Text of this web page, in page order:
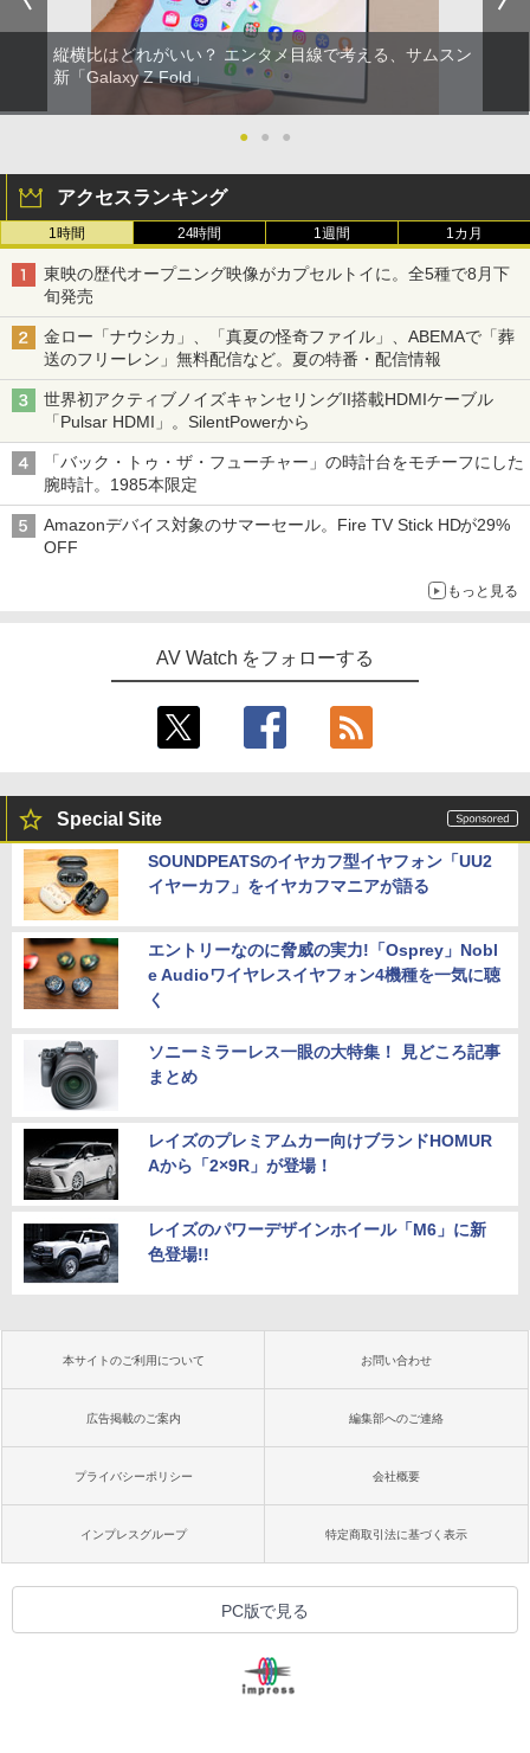
縦横比はどれがいい？ エンタメ目線で考える、サムスン
新「Galaxy Z Fold」
● ● ●
アクセスランキング
1時間 24時間 1週間 1カ月
東映の歴代オープニング映像がカプセルトイに。全5種で8月下
旬発売
金ロー「ナウシカ」、「真夏の怪奇ファイル」、ABEMAで「葬
送のフリーレン」無料配信など。夏の特番・配信情報
世界初アクティブノイズキャンセリングII搭載HDMIケーブル
「Pulsar HDMI」。SilentPowerから
「バック・トゥ・ザ・フューチャー」の時計台をモチーフにした
腕時計。1985本限定
Amazonデバイス対象のサマーセール。Fire TV Stick HDが29%
OFF
もっと見る
AV Watch をフォローする
Special Site
SOUNDPEATSのイヤカフ型イヤフォン「UU2
イヤーカフ」をイヤカフマニアが語る
エントリーなのに脅威の実力!「Osprey」Nobl
e Audioワイヤレスイヤフォン4機種を一気に聴
く
ソニーミラーレス一眼の大特集！ 見どころ記事
まとめ
レイズのプレミアムカー向けブランドHOMUR
Aから「2×9R」が登場！
レイズのパワーデザインホイール「M6」に新
色登場!!
本サイトのご利用について お問い合わせ
広告掲載のご案内 編集部へのご連絡
プライバシーポリシー 会社概要
インプレスグループ 特定商取引法に基づく表示
PC版で見る